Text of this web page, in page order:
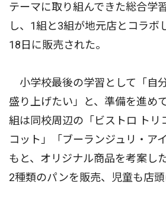
テーマに取り組んできた総合学
し、1組と3組が地元店とコラボ
18日に販売された。
小学校最後の学習として「自
盛り上げたい」と、準備を進め
組は同校周辺の「ビストロ トリ
コット」「ブーランジュリ・ア
もと、オリジナル商品を考案し
2種類のパンを販売、児童も店頭